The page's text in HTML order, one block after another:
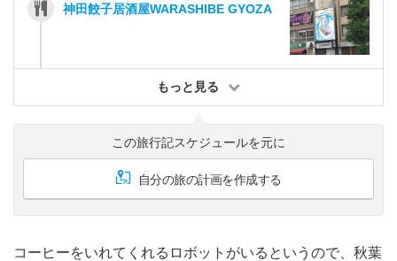
神田餃子居酒屋WARASHIBE GYOZA
もっと見る
この旅行記スケジュールを元に
自分の旅の計画を作成する
コーヒーをいれてくれるロボットがいるというので、秋葉